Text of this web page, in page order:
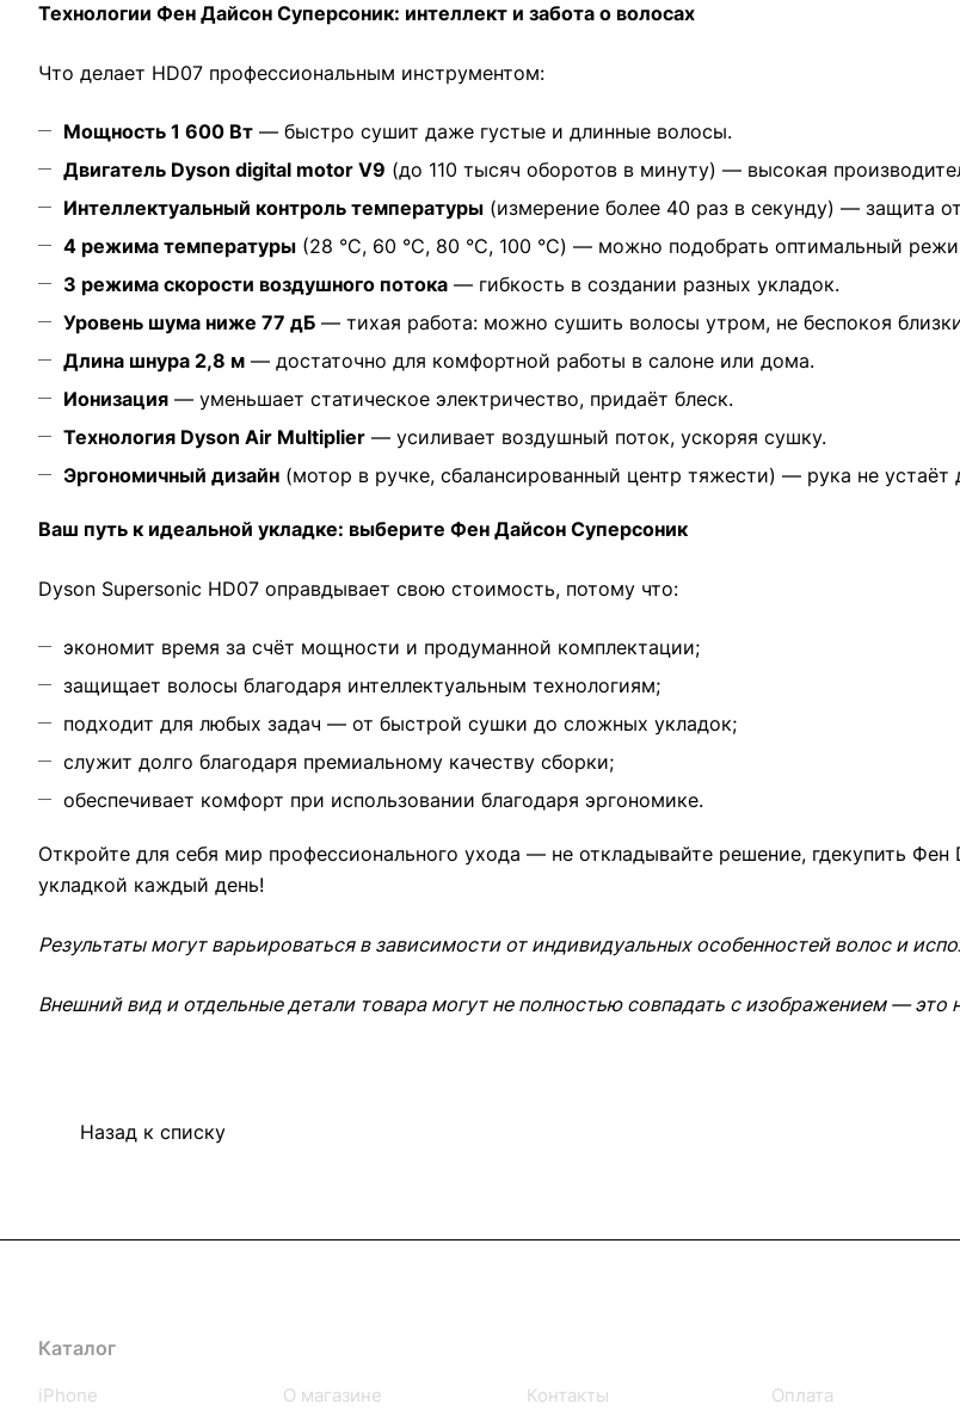
Технологии Фен Дайсон Суперсоник: интеллект и забота о волосах
Что делает HD07 профессиональным инструментом:
Мощность 1 600 Вт — быстро сушит даже густые и длинные волосы.
Двигатель Dyson digital motor V9 (до 110 тысяч оборотов в минуту) — высокая
Интеллектуальный контроль температуры (измерение более 40 раз в секунду) — защита
4 режима температуры (28 °C, 60 °C, 80 °C, 100 °C) — можно подобрать оптимальный
3 режима скорости воздушного потока — гибкость в создании разных укладок.
Уровень шума ниже 77 дБ — тихая работа: можно сушить волосы утром, не беспокоя
Длина шнура 2,8 м — достаточно для комфортной работы в салоне или дома.
Ионизация — уменьшает статическое электричество, придаёт блеск.
Технология Dyson Air Multiplier — усиливает воздушный поток, ускоряя сушку.
Эргономичный дизайн (мотор в ручке, сбалансированный центр тяжести) — рука не устаёт
Ваш путь к идеальной укладке: выберите Фен Дайсон Суперсоник
Dyson Supersonic HD07 оправдывает свою стоимость, потому что:
экономит время за счёт мощности и продуманной комплектации;
защищает волосы благодаря интеллектуальным технологиям;
подходит для любых задач — от быстрой сушки до сложных укладок;
служит долго благодаря премиальному качеству сборки;
обеспечивает комфорт при использовании благодаря эргономике.
Откройте для себя мир профессионального ухода — не откладывайте решение, гдекупить
укладкой каждый день!
Результаты могут варьироваться в зависимости от индивидуальных особенностей волос и
Внешний вид и отдельные детали товара могут не полностью совпадать с изображением — это
Назад к списку
Каталог
iPhone О магазине Контакты Оплата